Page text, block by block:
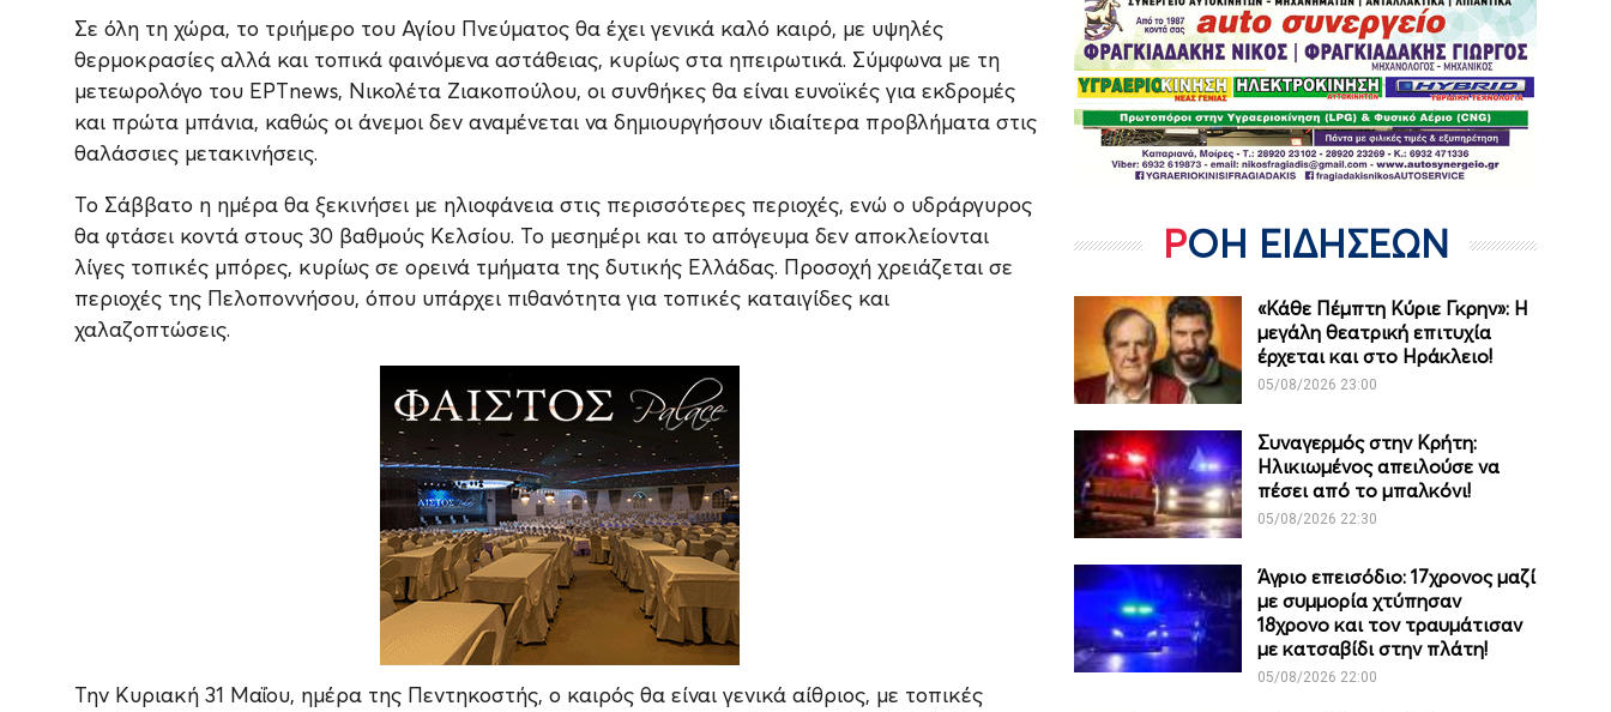
Σε όλη τη χώρα, το τριήμερο του Αγίου Πνεύματος θα έχει γενικά καλό καιρό, με υψηλές
θερμοκρασίες αλλά και τοπικά φαινόμενα αστάθειας, κυρίως στα ηπειρωτικά. Σύμφωνα με τη
μετεωρολόγο του ΕΡΤnews, Νικολέτα Ζιακοπούλου, οι συνθήκες θα είναι ευνοϊκές για εκδρομές
και πρώτα μπάνια, καθώς οι άνεμοι δεν αναμένεται να δημιουργήσουν ιδιαίτερα προβλήματα στις
θαλάσσιες μετακινήσεις.
Το Σάββατο η ημέρα θα ξεκινήσει με ηλιοφάνεια στις περισσότερες περιοχές, ενώ ο υδράργυρος
θα φτάσει κοντά στους 30 βαθμούς Κελσίου. Το μεσημέρι και το απόγευμα δεν αποκλείονται
λίγες τοπικές μπόρες, κυρίως σε ορεινά τμήματα της δυτικής Ελλάδας. Προσοχή χρειάζεται σε
περιοχές της Πελοποννήσου, όπου υπάρχει πιθανότητα για τοπικές καταιγίδες και
χαλαζοπτώσεις.
Την Κυριακή 31 Μαΐου, ημέρα της Πεντηκοστής, ο καιρός θα είναι γενικά αίθριος, με τοπικές
ΡΟΗ ΕΙΔΗΣΕΩΝ
«Κάθε Πέμπτη Κύριε Γκρην»: Η
μεγάλη θεατρική επιτυχία
έρχεται και στο Ηράκλειο!
05/08/2026 23:00
Συναγερμός στην Κρήτη:
Ηλικιωμένος απειλούσε να
πέσει από το μπαλκόνι!
05/08/2026 22:30
Άγριο επεισόδιο: 17χρονος μαζί
με συμμορία χτύπησαν
18χρονο και τον τραυμάτισαν
με κατσαβίδι στην πλάτη!
05/08/2026 22:00